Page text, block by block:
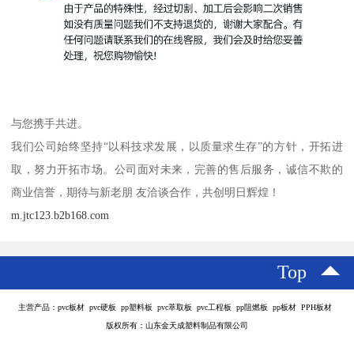
与您携手共进。
我们公司始终坚持“以科技求发展，以质量求生存”的方针，开拓进
取，努力开拓市场。公司面对未来，完善的售后服务，诚信不欺的
商业信誉，期待与新老朋 友洽谈合作，共创明日辉煌！
m.jtc123.b2b168.com
Top
主营产品：pvc板材 pvc硬板 pp塑料板 pvc萃取板 pvc工程板 pp阻燃板 pp板材 PPH板材
版权所有：山东金天成塑料制品有限公司